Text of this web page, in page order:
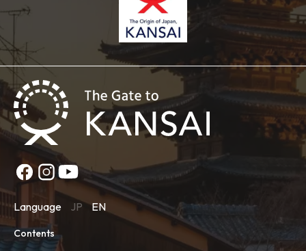
Language JP EN
Contents